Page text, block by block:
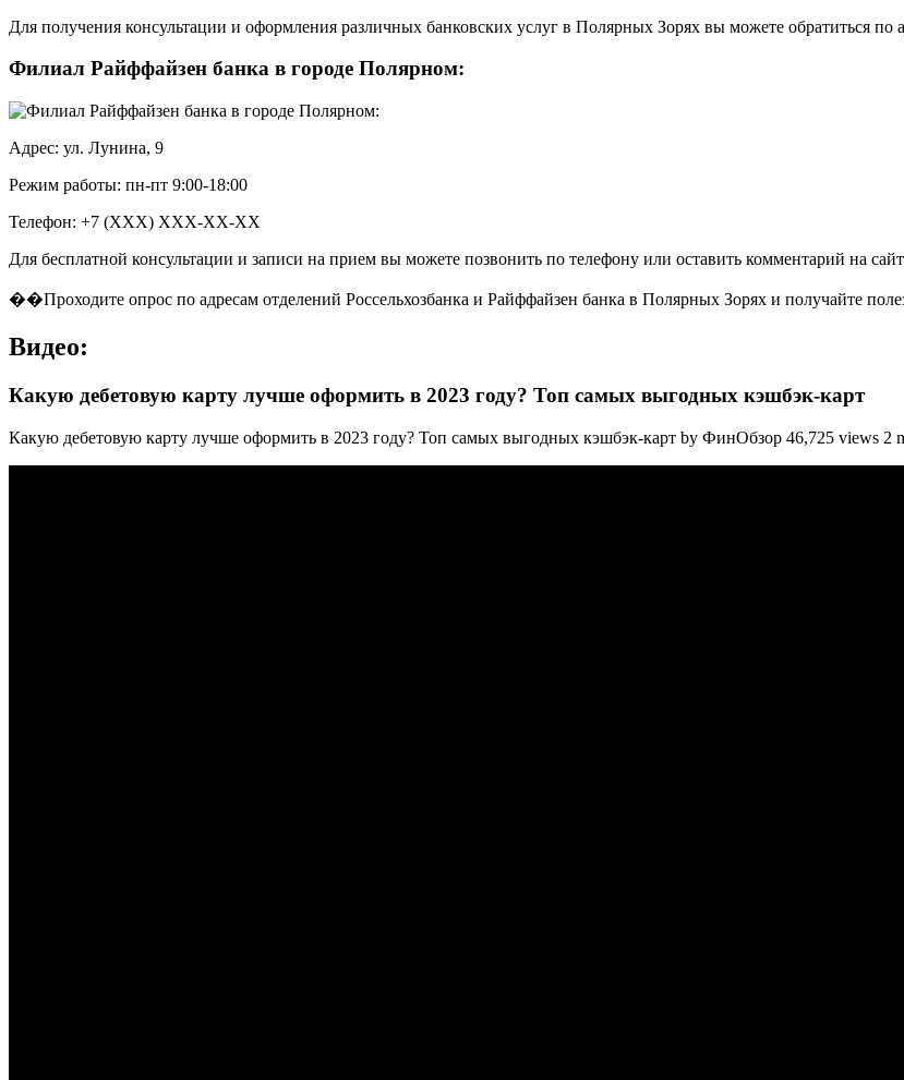
Для получения консультации и оформления различных банковских услуг в Полярных Зорях вы можете обратиться по
Филиал Райффайзен банка в городе Полярном:
Адрес: ул. Лунина, 9
Режим работы: пн-пт 9:00-18:00
Телефон: +7 (XXX) XXX-XX-XX
Для бесплатной консультации и записи на прием вы можете позвонить по телефону или оставить комментарий на
��Проходите опрос по адресам отделений Россельхозбанка и Райффайзен банка в Полярных Зорях и получайте
Видео:
Какую дебетовую карту лучше оформить в 2023 году? Топ самых выгодных кэшбэк-карт
Какую дебетовую карту лучше оформить в 2023 году? Топ самых выгодных кэшбэк-карт by ФинОбзор 46,725 views 2